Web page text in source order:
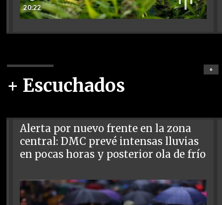
20:22
+ Escuchados
+
Alerta por nuevo frente en la zona
central: DMC prevé intensas lluvias
en pocas horas y posterior ola de frío